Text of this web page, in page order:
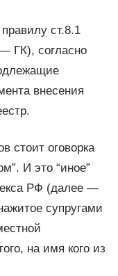
ст.8.1
ГК), согласно
внесения
стоит оговорка
И это “иное”
РФ (далее —
супругами
на имя кого из